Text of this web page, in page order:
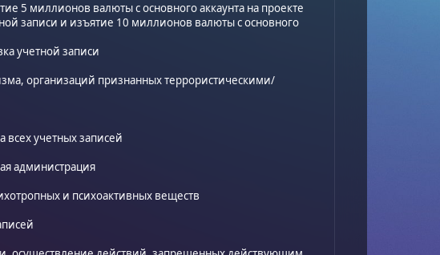
5 миллионов валюты с основного аккаунта на проекте
записи и изъятие 10 миллионов валюты с основного
учетной записи
организаций признанных террористическими/
учетных записей
администрация
и психоактивных веществ